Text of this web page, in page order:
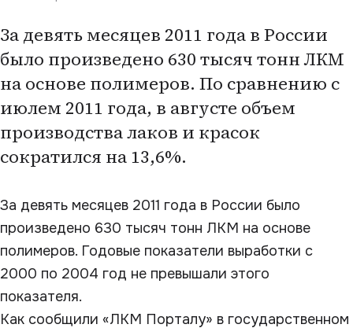
За девять месяцев 2011 года в России
было произведено 630 тысяч тонн ЛКМ
на основе полимеров. По сравнению с
июлем 2011 года, в августе объем
производства лаков и красок
сократился на 13,6%.
За девять месяцев 2011 года в России было
произведено 630 тысяч тонн ЛКМ на основе
полимеров. Годовые показатели выработки с
2000 по 2004 год не превышали этого
показателя.
Как сообщили «ЛКМ Порталу» в государственном